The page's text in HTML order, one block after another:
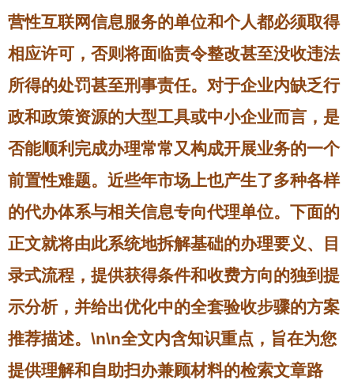
营性互联网信息服务的单位和个人都必须取得
相应许可，否则将面临责令整改甚至没收违法
所得的处罚甚至刑事责任。对于企业内缺乏行
政和政策资源的大型工具或中小企业而言，是
否能顺利完成办理常常又构成开展业务的一个
前置性难题。近些年市场上也产生了多种各样
的代办体系与相关信息专向代理单位。下面的
正文就将由此系统地拆解基础的办理要义、目
录式流程，提供获得条件和收费方向的独到提
示分析，并给出优化中的全套验收步骤的方案
推荐描述。\n\n全文内含知识重点，旨在为您
提供理解和自助扫办兼顾材料的检索文章路